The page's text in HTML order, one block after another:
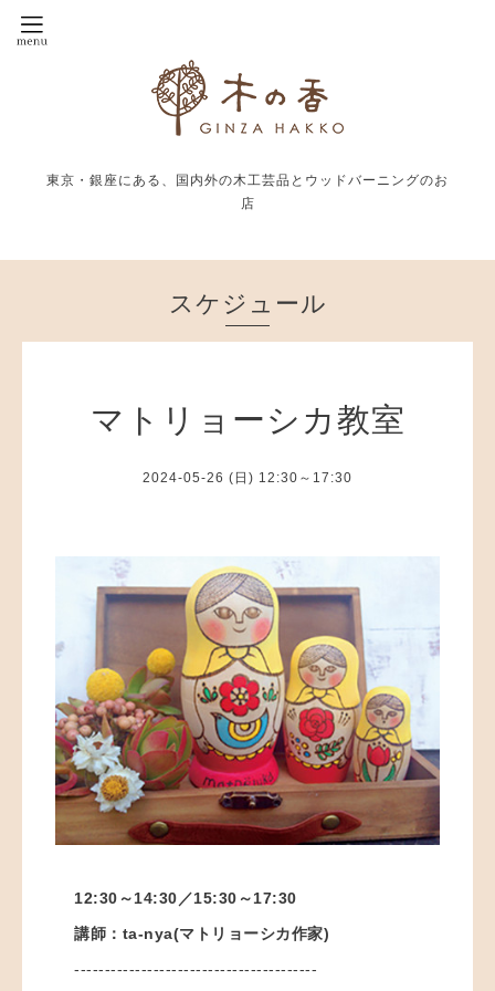
東京・銀座にある、国内外の木工芸品とウッドバーニングのお
店
スケジュール
マトリョーシカ教室
2024-05-26 (日) 12:30～17:30
12:30～14:30／15:30～17:30
講師：ta-nya(マトリョーシカ作家)
----------------------------------------